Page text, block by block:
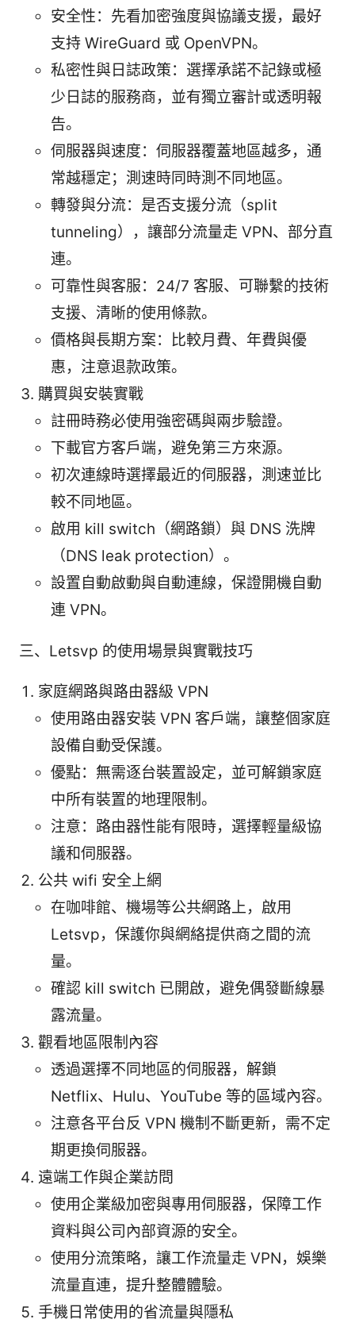
安全性：先看加密強度與協議支援，最好
支持 WireGuard 或 OpenVPN。
私密性與日誌政策：選擇承諾不記錄或極
少日誌的服務商，並有獨立審計或透明報
告。
伺服器與速度：伺服器覆蓋地區越多，通
常越穩定；測速時同時測不同地區。
轉發與分流：是否支援分流（split
tunneling），讓部分流量走 VPN、部分直
連。
可靠性與客服：24/7 客服、可聯繫的技術
支援、清晰的使用條款。
價格與長期方案：比較月費、年費與優
惠，注意退款政策。
購買與安裝實戰
註冊時務必使用強密碼與兩步驗證。
下載官方客戶端，避免第三方來源。
初次連線時選擇最近的伺服器，測速並比
較不同地區。
啟用 kill switch（網路鎖）與 DNS 洗牌
（DNS leak protection）。
設置自動啟動與自動連線，保證開機自動
連 VPN。
三、Letsvp 的使用場景與實戰技巧
家庭網路與路由器級 VPN
使用路由器安裝 VPN 客戶端，讓整個家庭
設備自動受保護。
優點：無需逐台裝置設定，並可解鎖家庭
中所有裝置的地理限制。
注意：路由器性能有限時，選擇輕量級協
議和伺服器。
公共 wifi 安全上網
在咖啡館、機場等公共網路上，啟用
Letsvp，保護你與網絡提供商之間的流
量。
確認 kill switch 已開啟，避免偶發斷線暴
露流量。
觀看地區限制內容
透過選擇不同地區的伺服器，解鎖
Netflix、Hulu、YouTube 等的區域內容。
注意各平台反 VPN 機制不斷更新，需不定
期更換伺服器。
遠端工作與企業訪問
使用企業級加密與專用伺服器，保障工作
資料與公司內部資源的安全。
使用分流策略，讓工作流量走 VPN，娛樂
流量直連，提升整體體驗。
手機日常使用的省流量與隱私